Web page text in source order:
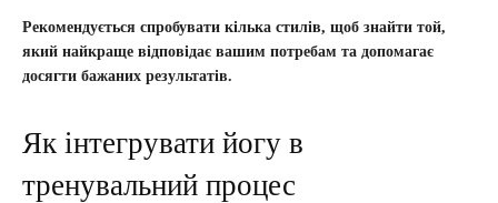
Рекомендується спробувати кілька стилів, щоб знайти той,
який найкраще відповідає вашим потребам та допомагає
досягти бажаних результатів.
Як інтегрувати йогу в
тренувальний процес